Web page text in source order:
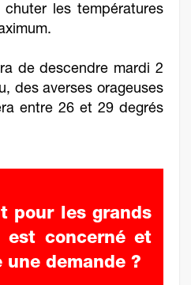
les températures
de descendre mardi 2
des averses orageuses
entre 26 et 29 degrés
pour les grands
est concerné et
demande ?